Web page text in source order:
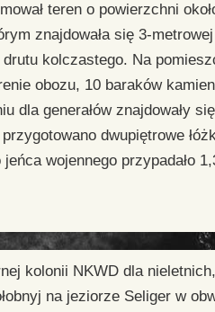
teren o powierzchni
znajdowała się 3-
kolczastego. Na
obozu, 10 baraków
generałów znajdowały
dwupiętrowe
wojennego przypadało
kolonii NKWD dla
na jeziorze Seliger w